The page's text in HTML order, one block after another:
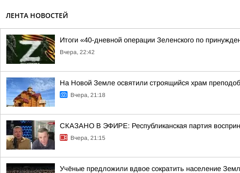
ЛЕНТА НОВОСТЕЙ
Итоги «40-дневной операции Зеленского по
Вчера, 22:42
На Новой Земле освятили строящийся храм
Вчера, 21:18
СКАЗАНО В ЭФИРЕ: Республиканская партия
Вчера, 21:15
Учёные предложили вдвое сократить население